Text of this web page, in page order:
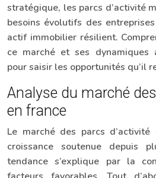
stratégique, les parcs d’activité
besoins évolutifs des
actif immobilier résilient.
ce marché et ses dynamiques
pour saisir les opportunités qu’il
Analyse du marché
en france
Le marché des parcs
croissance soutenue depuis
tendance s’explique par la